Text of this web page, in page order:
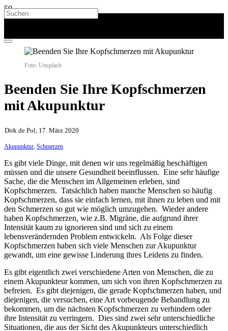
Foto: Unsplash
Beenden Sie Ihre Kopfschmerzen
mit Akupunktur
Dirk de Pol, 17. März 2020
Akupunktur, Schmerzen
Es gibt viele Dinge, mit denen wir uns regelmäßig beschäftigen
müssen und die unsere Gesundheit beeinflussen. Eine sehr häufige
Sache, die die Menschen im Allgemeinen erleben, sind
Kopfschmerzen. Tatsächlich haben manche Menschen so häufig
Kopfschmerzen, dass sie einfach lernen, mit ihnen zu leben und mit
den Schmerzen so gut wie möglich umzugehen. Wieder andere
haben Kopfschmerzen, wie z.B. Migräne, die aufgrund ihrer
Intensität kaum zu ignorieren sind und sich zu einem
lebensverändernden Problem entwickeln. Als Folge dieser
Kopfschmerzen haben sich viele Menschen zur Akupunktur
gewandt, um eine gewisse Linderung ihres Leidens zu finden.
Es gibt eigentlich zwei verschiedene Arten von Menschen, die zu
einem Akupunkteur kommen, um sich von ihren Kopfschmerzen zu
befreien. Es gibt diejenigen, die gerade Kopfschmerzen haben, und
diejenigen, die versuchen, eine Art vorbeugende Behandlung zu
bekommen, um die nächsten Kopfschmerzen zu verhindern oder
ihre Intensität zu verringern. Dies sind zwei sehr unterschiedliche
Situationen, die aus der Sicht des Akupunkteurs unterschiedlich